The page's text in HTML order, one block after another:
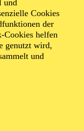
und
Cookies
der
Cookies helfen
genutzt wird,
und
GmbH